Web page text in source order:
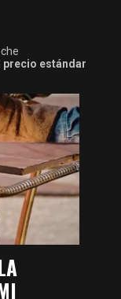
precio estándar